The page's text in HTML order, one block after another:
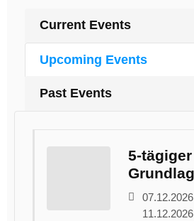
Current Events
Upcoming Events
Past Events
5-tägiger